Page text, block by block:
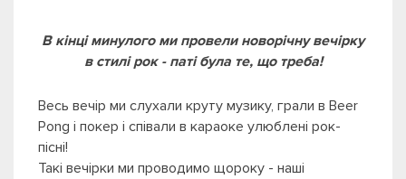
В кінці минулого ми провели новорічну вечірку
в стилі рок - паті була те, що треба!
Весь вечір ми слухали круту музику, грали в Beer
Pong і покер і співали в караоке улюблені рок-
пісні!
Такі вечірки ми проводимо щороку - наші